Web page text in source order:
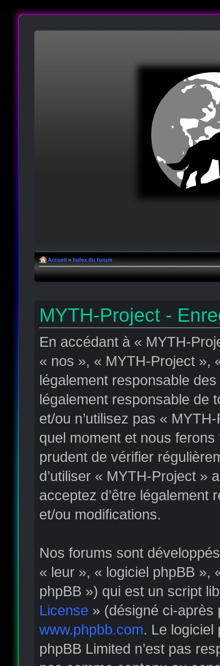
Accueil » Index du forum
MYTH-Project -
En accédant à « MYTH-
« nos », « MYTH-Project »,
légalement responsable
légalement responsable de
et/ou n’utilisez pas «
quel moment et nous
prudent de vérifier
d’utiliser « MYTH-Project »
acceptez d’être légalement
et/ou modifications.
Nos forums sont
« leur », « logiciel phpBB »,
phpBB ») qui est un script
License » (désigné ci-après
www.phpbb.com. Le logiciel
phpBB Limited n’est pas